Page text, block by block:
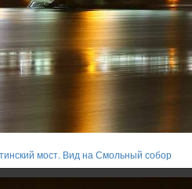
мост. Вид на Смольный собор